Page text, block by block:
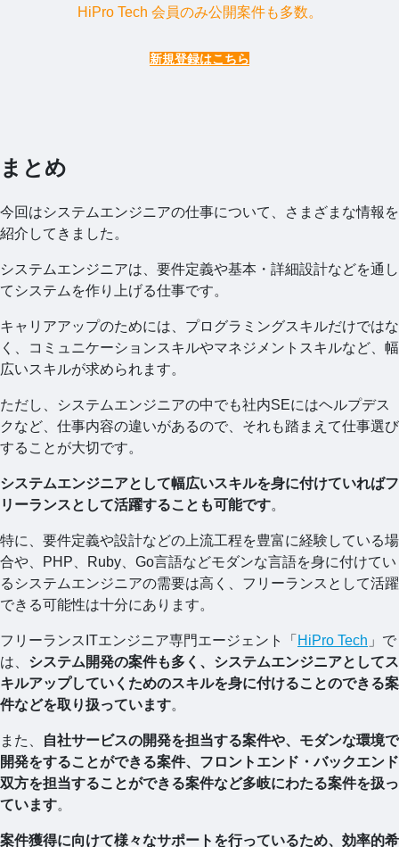
HiPro Tech 会員のみ公開案件も多数。
新規登録はこちら
まとめ
今回はシステムエンジニアの仕事について、さまざまな情報を
紹介してきました。
システムエンジニアは、要件定義や基本・詳細設計などを通し
てシステムを作り上げる仕事です。
キャリアアップのためには、プログラミングスキルだけではな
く、コミュニケーションスキルやマネジメントスキルなど、幅
広いスキルが求められます。
ただし、システムエンジニアの中でも社内SEにはヘルプデス
クなど、仕事内容の違いがあるので、それも踏まえて仕事選び
することが大切です。
システムエンジニアとして幅広いスキルを身に付けていればフ
リーランスとして活躍することも可能です。
特に、要件定義や設計などの上流工程を豊富に経験している場
合や、PHP、Ruby、Go言語などモダンな言語を身に付けてい
るシステムエンジニアの需要は高く、フリーランスとして活躍
できる可能性は十分にあります。
フリーランスITエンジニア専門エージェント「 HiPro Tech 」で
は、 システム開発の案件も多く、システムエンジニアとしてス
キルアップしていくためのスキルを身に付けることのできる案
件などを取り扱っています。
また、
自社サービスの開発を担当する案件や、モダンな環境で
開発をすることができる案件、フロントエンド・バックエンド
双方を担当することができる案件など多岐にわたる案件を扱っ
ています。
案件獲得に向けて様々なサポートを行っているため、効率的希